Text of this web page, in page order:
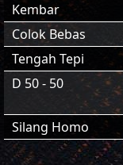
Kembar
Colok Bebas
Tengah Tepi
D 50 - 50
Silang Homo